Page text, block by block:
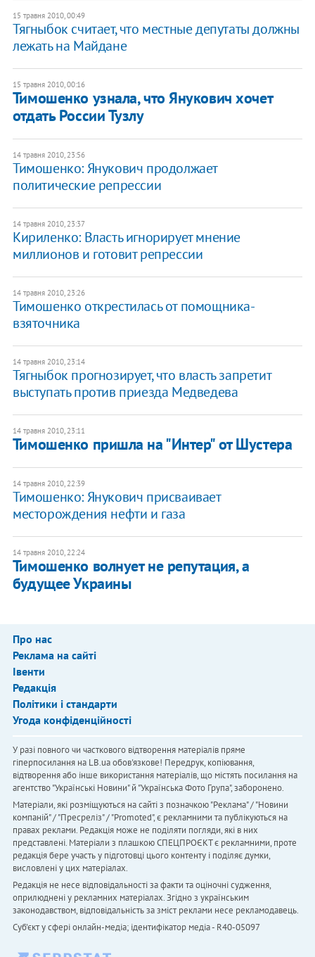
15 травня 2010, 00:49
Тягныбок считает, что местные депутаты должны
лежать на Майдане
15 травня 2010, 00:16
Тимошенко узнала, что Янукович хочет
отдать России Тузлу
14 травня 2010, 23:56
Тимошенко: Янукович продолжает
политические репрессии
14 травня 2010, 23:37
Кириленко: Власть игнорирует мнение
миллионов и готовит репрессии
14 травня 2010, 23:26
Тимошенко открестилась от помощника-
взяточника
14 травня 2010, 23:14
Тягныбок прогнозирует, что власть запретит
выступать против приезда Медведева
14 травня 2010, 23:11
Тимошенко пришла на "Интер" от Шустера
14 травня 2010, 22:39
Тимошенко: Янукович присваивает
месторождения нефти и газа
14 травня 2010, 22:24
Тимошенко волнует не репутация, а
будущее Украины
Про нас
Реклама на сайті
Івенти
Редакція
Політики і стандарти
Угода конфіденційності
У разі повного чи часткового відтворення матеріалів пряме
гіперпосилання на LB.ua обов'язкове! Передрук, копіювання,
відтворення або інше використання матеріалів, що містять посилання на
агентство "Українськi Новини" й "Українська Фото Група", заборонено.
Матеріали, які розміщуються на сайті з позначкою "Реклама" / "Новини
компаній" / "Пресреліз" / "Promoted", є рекламними та публікуються на
правах реклами. Редакція може не поділяти погляди, які в них
представлені. Матеріали з плашкою СПЕЦПРОЄКТ є рекламними, проте
редакція бере участь у підготовці цього контенту і поділяє думки,
висловлені у цих матеріалах.
Редакція не несе відповідальності за факти та оціночні судження,
оприлюднені у рекламних матеріалах. Згідно з українським
законодавством, відповідальність за зміст реклами несе рекламодавець.
Cуб'єкт у сфері онлайн-медіа; ідентифікатор медіа - R40-05097